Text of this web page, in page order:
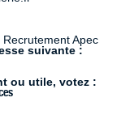
Recrutement Apec
suivante :
ou utile, votez :